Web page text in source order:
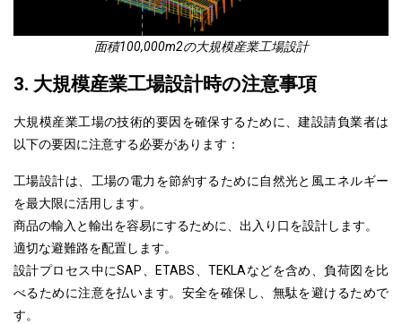
面積100,000m2の大規模産業工場設計
3. 大規模産業工場設計時の注意事項
大規模産業工場の技術的要因を確保するために、建設請負業者は
以下の要因に注意する必要があります：
工場設計は、工場の電力を節約するために自然光と風エネルギー
を最大限に活用します。
商品の輸入と輸出を容易にするために、出入り口を設計します。
適切な避難路を配置します。
設計プロセス中にSAP、ETABS、TEKLAなどを含め、負荷図を比
べるために注意を払います。安全を確保し、無駄を避けるためで
す。